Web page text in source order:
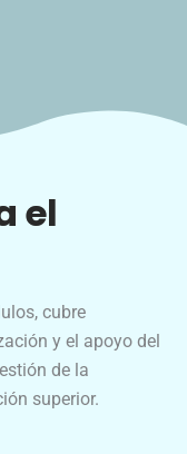
el
cubre
y el apoyo del
de la
superior.